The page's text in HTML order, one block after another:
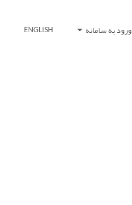
ورود به سامانه ENGLISH